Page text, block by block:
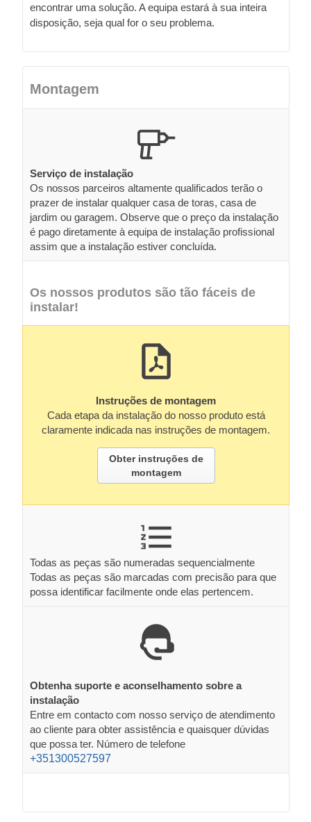
encontrar uma solução. A equipa estará à sua inteira
disposição, seja qual for o seu problema.
Montagem
Serviço de instalação
Os nossos parceiros altamente qualificados terão o
prazer de instalar qualquer casa de toras, casa de
jardim ou garagem. Observe que o preço da instalação
é pago diretamente à equipa de instalação profissional
assim que a instalação estiver concluída.
Os nossos produtos são tão fáceis de
instalar!
Instruções de montagem
Cada etapa da instalação do nosso produto está
claramente indicada nas instruções de montagem.
Obter instruções de
montagem
Todas as peças são numeradas sequencialmente
Todas as peças são marcadas com precisão para que
possa identificar facilmente onde elas pertencem.
Obtenha suporte e aconselhamento sobre a
instalação
Entre em contacto com nosso serviço de atendimento
ao cliente para obter assistência e quaisquer dúvidas
que possa ter. Número de telefone
+351300527597